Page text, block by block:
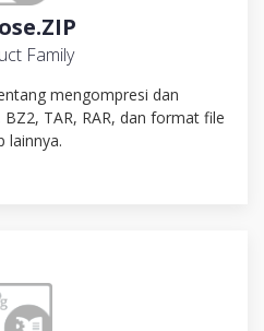
Family
mengompresi dan
TAR, RAR, dan format file
lainnya.